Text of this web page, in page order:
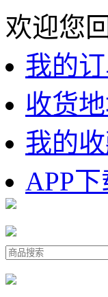
欢迎您
我的
收货
我的
APP下